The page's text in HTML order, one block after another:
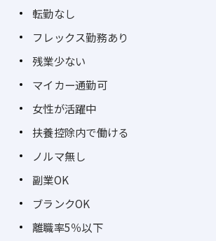
転勤なし
フレックス勤務あり
残業少ない
マイカー通勤可
女性が活躍中
扶養控除内で働ける
ノルマ無し
副業OK
ブランクOK
離職率5％以下